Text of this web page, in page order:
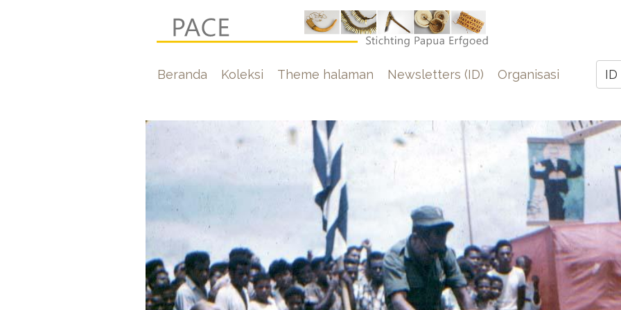
ID
Hoofdnavigatie
Beranda Koleksi Theme halaman Newsletters (ID) Organisasi